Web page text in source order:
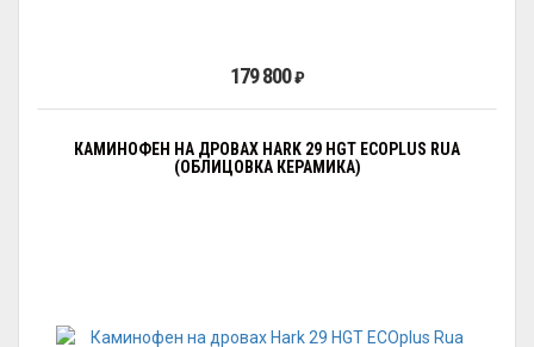
179 800₽
КАМИНОФЕН НА ДРОВАХ HARK 29 HGT ECOPLUS RUA
(ОБЛИЦОВКА КЕРАМИКА)